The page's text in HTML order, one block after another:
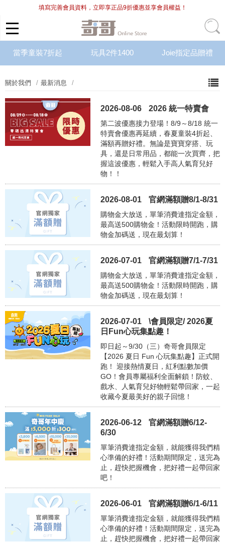
填寫完善會員資料，立即享正品9折優惠並享會員權益！
當季童裝7折起 玩具2件1400 Joie指定品贈禮
關於我們 最新消息
2026-08-06 2026 統一特賣會
第二波優惠接力登場！8/9～8/18 統一
特賣會優惠再延續，春夏童裝4折起、
滿額再贈好禮。無論是寶寶穿搭、玩
具，還是日常用品，都能一次買齊，把
握這波優惠，輕鬆入手高人氣育兒好
物！！
2026-08-01 官網滿額贈8/1-8/31
購物金大放送，單筆消費達指定金額，
最高送500購物金！活動限時開跑，購
物金加碼送，現在最划算！
2026-07-01 官網滿額贈7/1-7/31
購物金大放送，單筆消費達指定金額，
最高送500購物金！活動限時開跑，購
物金加碼送，現在最划算！
2026-07-01
\會員限定/ 2026夏
日Fun心玩集點趣！
即日起～9/30（三）奇哥會員限定
【2026 夏日 Fun 心玩集點趣】正式開
跑！ 迎接熱情夏日，紅利點數加價
GO！會員專屬福利全面解鎖！防蚊、
戲水、人氣育兒好物輕鬆帶回家，一起
收藏今夏最美好的親子回憶！
2026-06-12
官網滿額贈6/12-
6/30
單筆消費達指定金額，就能獲得我們精
心準備的好禮！活動期間限定，送完為
止，趕快把握機會，把好禮一起帶回家
吧！
2026-06-01 官網滿額贈6/1-6/11
單筆消費達指定金額，就能獲得我們精
心準備的好禮！活動期間限定，送完為
止，趕快把握機會，把好禮一起帶回家